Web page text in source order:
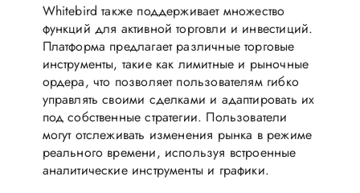
Whitebird также поддерживает множество
функций для активной торговли и инвестиций.
Платформа предлагает различные торговые
инструменты, такие как лимитные и рыночные
ордера, что позволяет пользователям гибко
управлять своими сделками и адаптировать их
под собственные стратегии. Пользователи
могут отслеживать изменения рынка в режиме
реального времени, используя встроенные
аналитические инструменты и графики.